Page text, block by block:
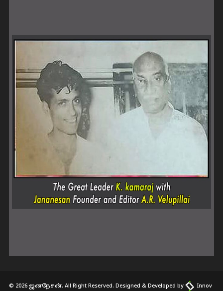
© 2026 ஜனநேசன். All Right Reserved. Designed & Developed by Innov